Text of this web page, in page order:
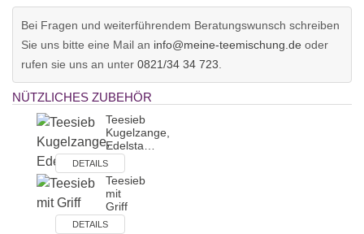
Bei Fragen und weiterführendem Beratungswunsch schreiben
Sie uns bitte eine Mail an info@meine-teemischung.de oder
rufen sie uns an unter 0821/34 34 723.
NÜTZLICHES ZUBEHÖR
Teesieb
Kugelzange,
Edelsta…
DETAILS
Teesieb
mit
Griff
DETAILS